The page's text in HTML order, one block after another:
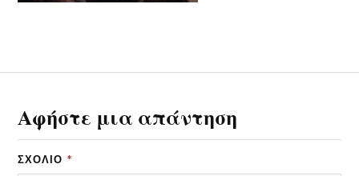
Αφήστε μια απάντηση
ΣΧΌΛΙΟ *